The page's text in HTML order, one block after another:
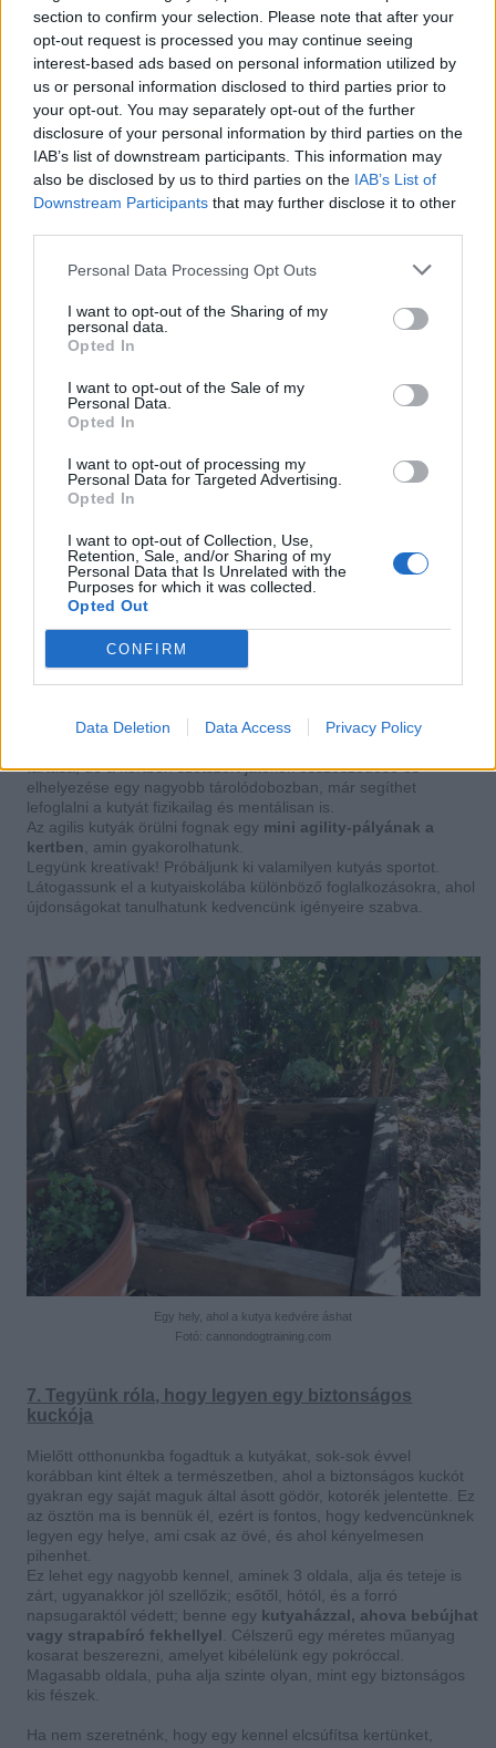
section to confirm your selection. Please note that after your
opt-out request is processed you may continue seeing
interest-based ads based on personal information utilized by
us or personal information disclosed to third parties prior to
your opt-out. You may separately opt-out of the further
disclosure of your personal information by third parties on the
IAB’s list of downstream participants. This information may
also be disclosed by us to third parties on the IAB’s List of
Downstream Participants that may further disclose it to other
Personal Data Processing Opt Outs
I want to opt-out of the Sharing of my
personal data.
Opted In
I want to opt-out of the Sale of my
Personal Data.
Opted In
I want to opt-out of processing my
Personal Data for Targeted Advertising.
Opted In
I want to opt-out of Collection, Use,
Retention, Sale, and/or Sharing of my
Personal Data that Is Unrelated with the
Purposes for which it was collected.
Opted Out
CONFIRM
Data Deletion Data Access Privacy Policy
Tippek ásás ellen - Játsszunk a kutyánkkal minél többet
5. Tanuljunk trükköket
meg szellemileg, de kapcsolatunkat is erősíti a közös tanulás.
Gyakorolhatjuk meglévő ismereteinket is. Egy kis feladatozás,
engedelmesség, gondolkodás persze nem egyenértékű egy
lenni a kutya elméje számára, és ha az le van foglalva, talán
kevesebb hely marad benne a„hű, de izgi lenne egy kicsi ásni”
ötleteknek.
6. Munkát az ebnek
Azok a kutyák, amelyeket munkára tenyésztettek ki, kezdve a
meglenni tényleges feladatok nélkül. Igénylik azt, hogylegyen
tartása, de a kertben szétszórt játékok összeszedése és
elhelyezése egy nagyobb tárolódobozban, már segíthet
lefoglalni a kutyát fizikailag és mentálisan is.
Az agilis kutyák örülni fognak egy mini agility-pályának a
kertben , amin gyakorolhatunk.
Legyünk kreatívak! Próbáljunk ki valamilyen kutyás sportot.
Látogassunk el a kutyaiskolába különböző foglalkozásokra, ahol
újdonságokat tanulhatunk kedvencünk igényeire szabva.
Egy hely, ahol a kutya kedvére áshat
Fotó: cannondogtraining.com
7. Tegyünk róla, hogy legyen egy biztonságos
kuckója
Mielőtt otthonunkba fogadtuk a kutyákat, sok-sok évvel
korábban kint éltek a természetben, ahol a biztonságos kuckót
gyakran egy saját maguk által ásott gödör, kotorék jelentette. Ez
az ösztön ma is bennük él, ezért is fontos, hogy kedvencünknek
legyen egy helye, ami csak az övé, és ahol kényelmesen
pihenhet.
Ez lehet egy nagyobb kennel, aminek 3 oldala, alja és teteje is
zárt, ugyanakkor jól szellőzik; esőtől, hótól, és a forró
napsugaraktól védett; benne egy kutyaházzal, ahova bebújhat
vagy strapabíró fekhellyel . Célszerű egy méretes műanyag
kosarat beszerezni, amelyet kibélelünk egy pokróccal.
Magasabb oldala, puha alja szinte olyan, mint egy biztonságos
kis fészek.
Ha nem szeretnénk, hogy egy kennel elcsúfítsa kertünket,